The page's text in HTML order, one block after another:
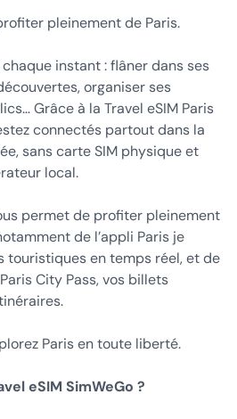
pleinement de Paris.
instant : flâner dans ses
organiser ses
Grâce à la Travel eSIM Paris
connectés partout dans la
sans carte SIM physique et
local.
permet de profiter pleinement
de l’appli Paris je
touristiques en temps réel, et de
City Pass, vos billets
Paris en toute liberté.
eSIM SimWeGo ?